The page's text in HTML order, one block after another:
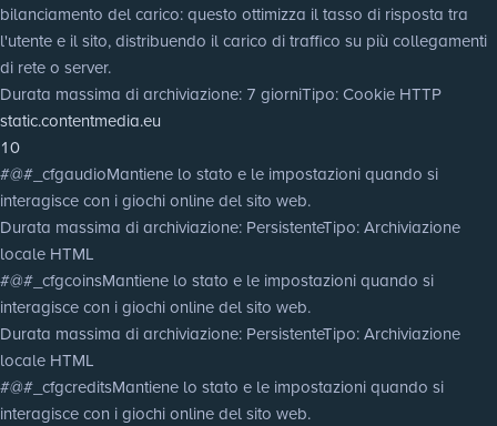
bilanciamento del carico: questo ottimizza il tasso di risposta tra
l'utente e il sito, distribuendo il carico di traffico su più collegamenti
di rete o server.
Durata massima di archiviazione: 7 giorniTipo: Cookie HTTP
static.contentmedia.eu
10
#@#_cfgaudioMantiene lo stato e le impostazioni quando si
interagisce con i giochi online del sito web.
Durata massima di archiviazione: PersistenteTipo: Archiviazione
locale HTML
#@#_cfgcoinsMantiene lo stato e le impostazioni quando si
interagisce con i giochi online del sito web.
Durata massima di archiviazione: PersistenteTipo: Archiviazione
locale HTML
#@#_cfgcreditsMantiene lo stato e le impostazioni quando si
interagisce con i giochi online del sito web.